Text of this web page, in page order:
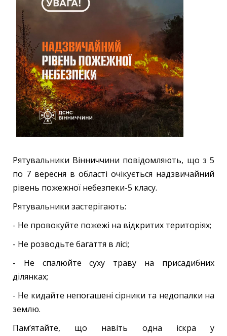
Рятувальники Вінниччини повідомляють, що з 5
по 7 вересня в області очікується надзвичайний
рівень пожежної небезпеки-5 класу.
Рятувальники застерігають:
- Не провокуйте пожежі на відкритих територіях;
- Не розводьте багаття в лісі;
- Не спалюйте суху траву на присадибних
ділянках;
- Не кидайте непогашені сірники та недопалки на
землю.
Пам’ятайте, що навіть одна іскра у